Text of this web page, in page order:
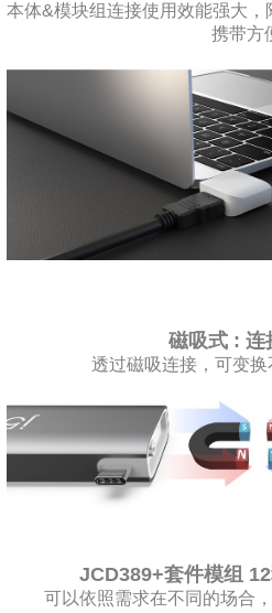
本体&模块组连接使用效能强大，
携带方
磁吸式 : 连
透过磁吸连接，可变
JCD389+套件模组
可以依照需求在不同的场合